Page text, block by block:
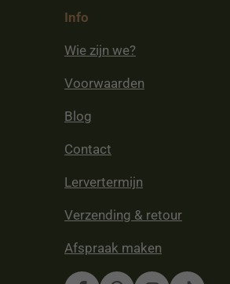
Info
Wie zijn we?
Voorwaarden
Blog
Contact
Lervertermijn
Verzending & retour
Afspraak maken